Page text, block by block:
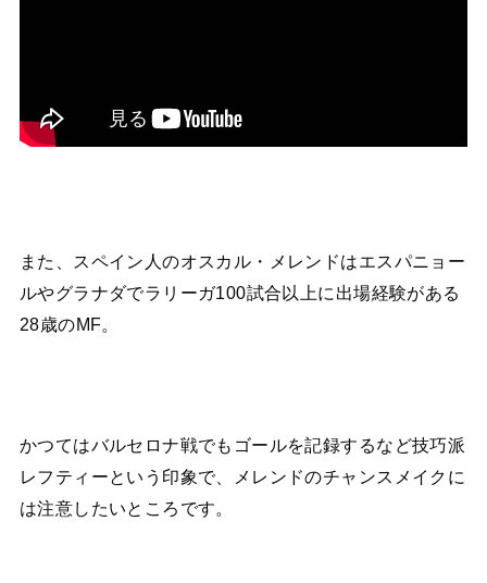
また、スペイン人のオスカル・メレンドはエスパニョー
ルやグラナダでラリーガ100試合以上に出場経験がある
28歳のMF。
かつてはバルセロナ戦でもゴールを記録するなど技巧派
レフティーという印象で、メレンドのチャンスメイクに
は注意したいところです。